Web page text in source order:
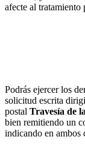
afecte al tratamiento
Podrás ejercer los
solicitud escrita
postal Travesía de
bien remitiendo un
indicando en ambos